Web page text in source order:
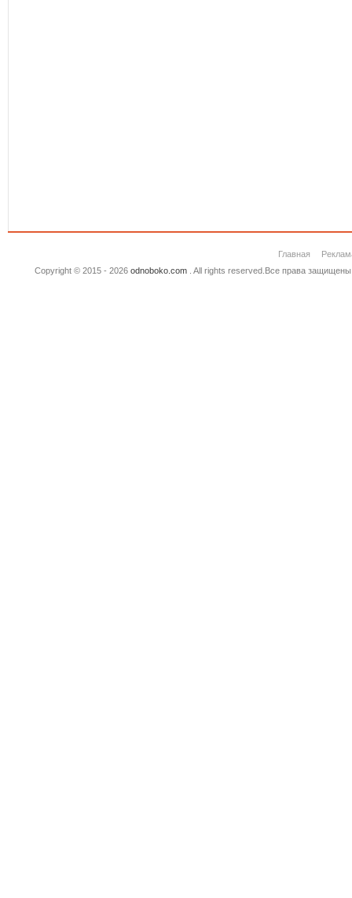
Главная
Copyright © 2015 - 2026 odnoboko.com. All rights reserved.Все права защищены.